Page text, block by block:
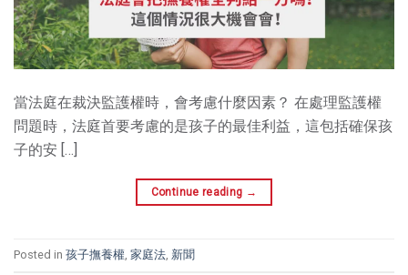
當法庭在裁決監護權時，會考慮什麼因素？ 在處理監護權
問題時，法庭首要考慮的是孩子的最佳利益，這包括確保孩
子的安 […]
Continue reading →
Posted in 孩子撫養權 家庭法 新聞